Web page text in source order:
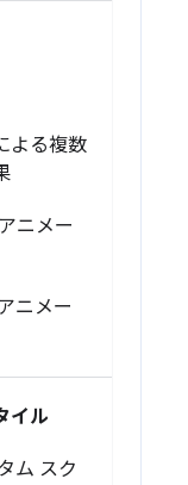
よる複数
ニメー
ニメー
イル
ム スク